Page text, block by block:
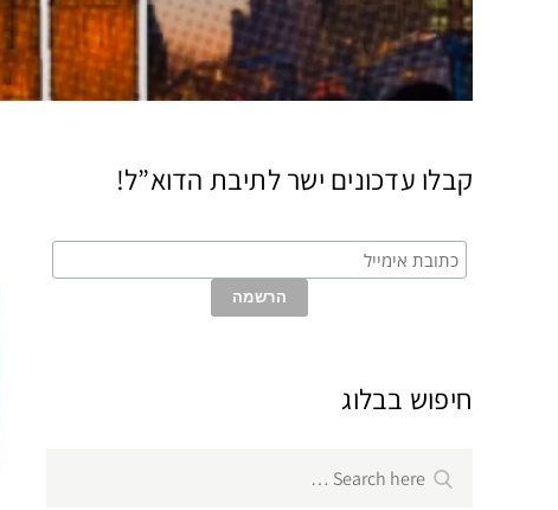
קבלו עדכונים ישר לתיבת הדוא”ל!
חיפוש בבלוג
for:
Search